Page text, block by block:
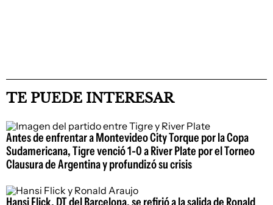
TE PUEDE INTERESAR
Antes de enfrentar a Montevideo City Torque por la Copa
Sudamericana, Tigre venció 1-0 a River Plate por el Torneo
Clausura de Argentina y profundizó su crisis
Hansi Flick, DT del Barcelona, se refirió a la salida de Ronald